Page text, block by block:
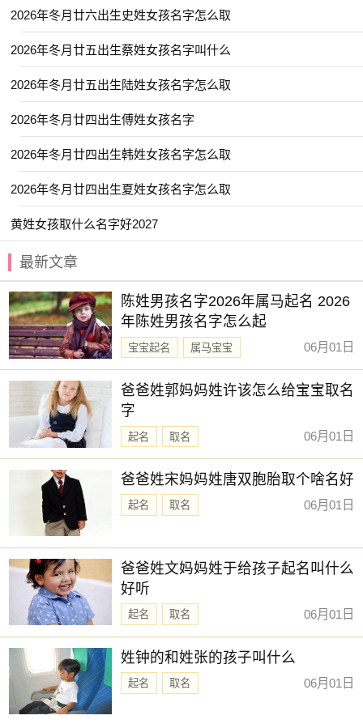
【依雯】 【念秋】 【向菲】 【思桐】
【佳琪】 【姗颖】 【思茉】 【一棠】
【冰颜】 【乐诗】 【云雅】 【屹瑶】
【安怡】 【婷书】 【忆楠】 【含蕾】
【卿莞】 【云溪】 【亦闲】 【宇舒】
【园妙】 【忆遥】 【岳琪】 【伽茵】
【云碧】 【妍美】 【念芙】 【宜珊】
【彤桦】 【嫒晗】 【书梦】 【悦霖】
【君语】 【之夏】 【乐渝】 【今夏】
【书敏】 【佩琼】 【乔雅】 【崇宁】
【佩娴】 【妍华】 【兰佩】 【天锦】
【伊然】 【思悠】 【嘉恬】 【子念】
【宣淇】 【宣霖】 【希怡】 【宜含】
【临夏】 【夏荷】 【书语】 【可贞】
【思苑】 【娉亭】 【可菲】 【临悠】
【姝莞】 【兰琳】 【以晗】 【宸夕】
【念君】 【乐绮】
赐子好名，能伴子一生。想给宝宝取一个好名字吗？选
择下方的【宝宝起名】
2026年冬月廿六出生史姓女孩名字怎么取
2026年冬月廿五出生蔡姓女孩名字叫什么
2026年冬月廿五出生陆姓女孩名字怎么取
2026年冬月廿四出生傅姓女孩名字
2026年冬月廿四出生韩姓女孩名字怎么取
2026年冬月廿四出生夏姓女孩名字怎么取
黄姓女孩取什么名字好2027
最新文章
陈姓男孩名字2026年属马起名 2026
年陈姓男孩名字怎么起
宝宝起名
属马宝宝
新生儿取名
06月01日
爸爸姓郭妈妈姓许该怎么给宝宝取名
字
起名 取名 06月01日
爸爸姓宋妈妈姓唐双胞胎取个啥名好
起名 取名 06月01日
爸爸姓文妈妈姓于给孩子起名叫什么
好听
起名 取名 06月01日
姓钟的和姓张的孩子叫什么
起名 取名 06月01日